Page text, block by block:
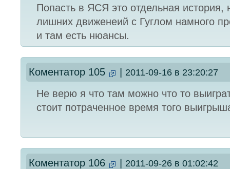
Попасть в ЯСЯ это отдельная история,
лишних движенеий с Гуглом намного
и там есть нюансы.
Коментатор 105 2011-09-16 в 23:20:27
Не верю я что там можно что то
стоит потраченное время того
Коментатор 106 2011-09-26 в 01:02:42